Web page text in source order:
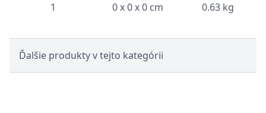
1
0 x 0 x 0 cm 0.63 kg
Ďalšie produkty v tejto kategórii